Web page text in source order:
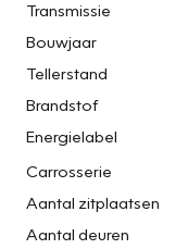
Transmissie
Bouwjaar
Tellerstand
Brandstof
Energielabel
Carrosserie
Aantal zitplaatsen
Aantal deuren